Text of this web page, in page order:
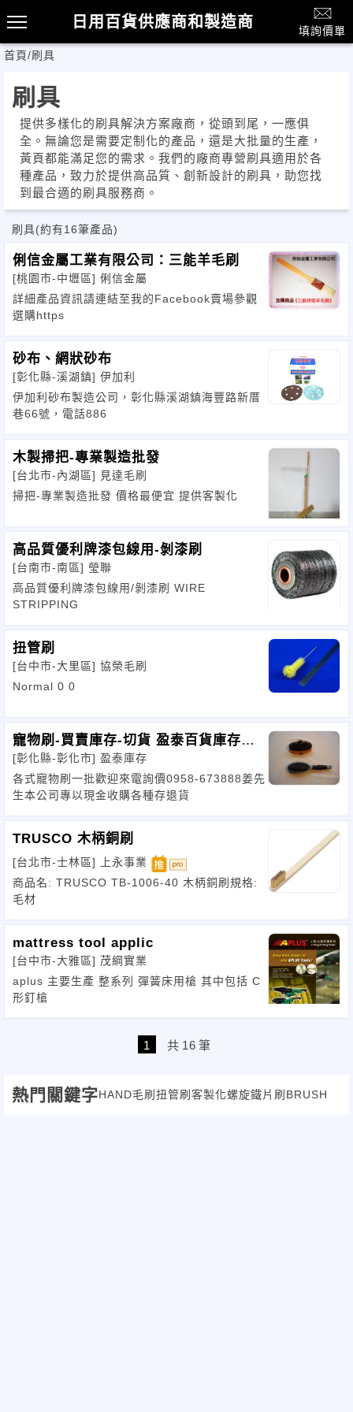
日用百貨供應商和製造商
填詢價單
首頁/刷具
刷具
提供多樣化的刷具解決方案廠商，從頭到尾，一應俱
全。無論您是需要定制化的產品，還是大批量的生產，
黃頁都能滿足您的需求。我們的廠商專營刷具適用於各
種產品，致力於提供高品質、創新設計的刷具，助您找
到最合適的刷具服務商。
刷具(約有16筆產品)
俐信金屬工業有限公司：三能羊毛刷
[桃園市-中壢區] 俐信金屬
詳細產品資訊請連結至我的Facebook賣場參觀
選購https
砂布、網狀砂布
[彰化縣-溪湖鎮] 伊加利
伊加利砂布製造公司，彰化縣溪湖鎮海豐路新厝
巷66號，電話886
木製掃把-專業製造批發
[台北市-內湖區] 見達毛刷
掃把-專業製造批發 價格最便宜 提供客製化
高品質優利牌漆包線用-剝漆刷
[台南市-南區] 瑩聯
高品質優利牌漆包線用/剝漆刷 WIRE
STRIPPING
扭管刷
[台中市-大里區] 協榮毛刷
Normal 0 0
寵物刷-買賣庫存-切貨 盈泰百貨庫存收
購
[彰化縣-彰化市] 盈泰庫存
各式寵物刷一批歡迎來電詢價0958-673888姜先
生本公司專以現金收購各種存退貨
TRUSCO 木柄銅刷
[台北市-士林區]
上永事業
商品名: TRUSCO TB-1006-40 木柄銅刷規格:
毛材
mattress tool applic
[台中市-大雅區] 茂綱實業
aplus 主要生產 整系列 彈簧床用槍 其中包括 C
形釘槍
1 共 16 筆
熱門關鍵字HAND毛刷 扭管刷 客製化螺旋鐵片刷 BRUSH